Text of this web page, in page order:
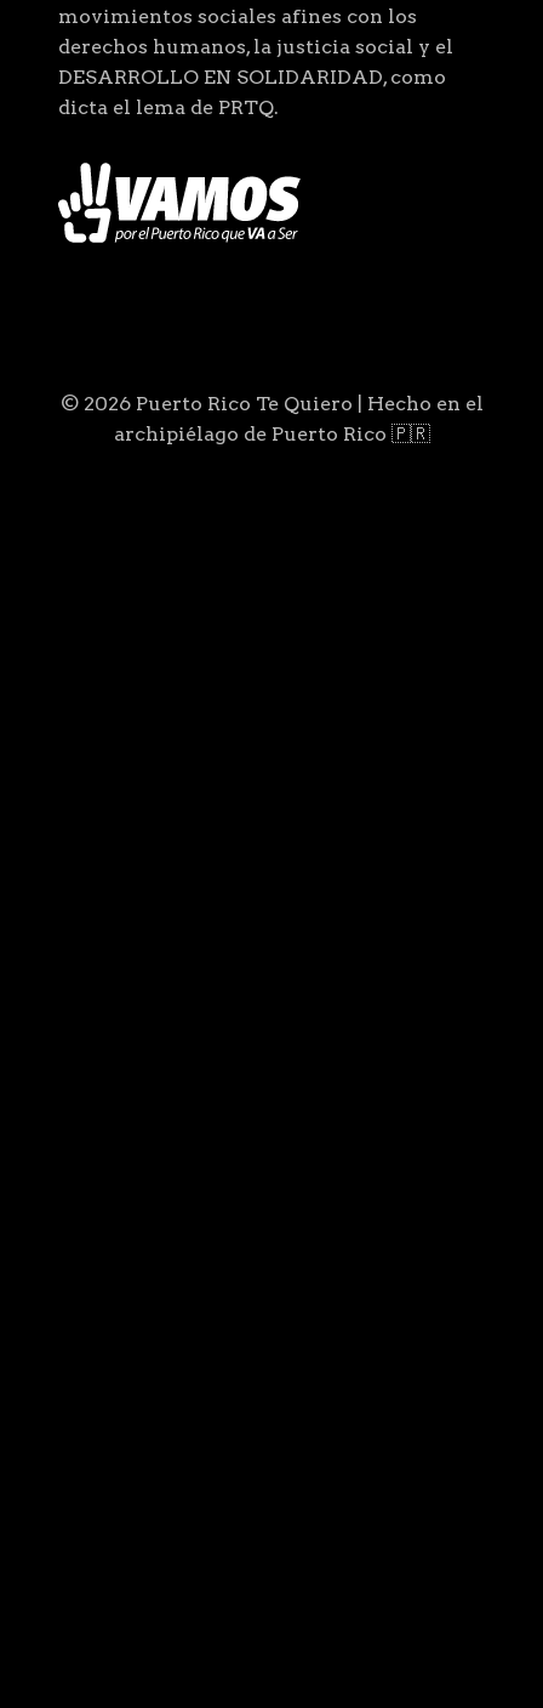
movimientos sociales afines con los
derechos humanos, la justicia social y el
DESARROLLO EN SOLIDARIDAD, como
dicta el lema de PRTQ.
© 2026 Puerto Rico Te Quiero | Hecho en el
archipiélago de Puerto Rico 🇵🇷